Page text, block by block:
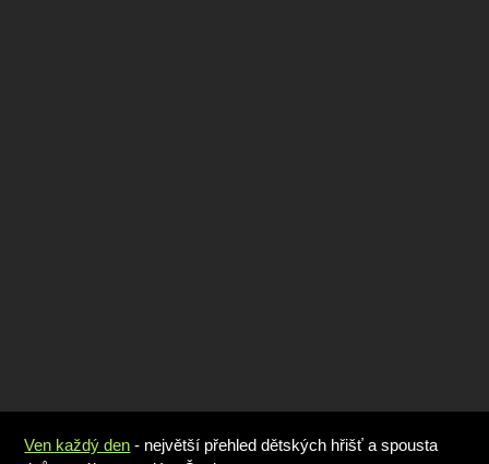
Ven každý den - největší přehled dětských hřišť a spousta